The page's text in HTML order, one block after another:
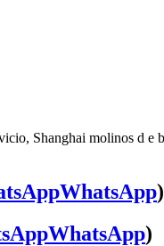
Shanghai molinos d e
WhatsApp)
WhatsApp)